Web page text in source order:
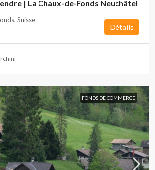
| La Chaux-de-Fonds Neuchâtel
Suisse
Détails
FONDS DE COMMERCE